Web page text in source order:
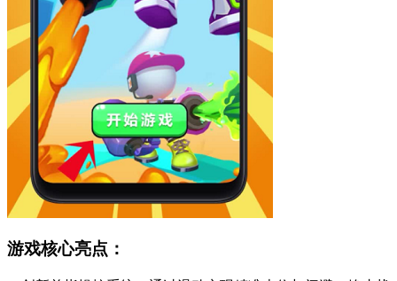
游戏核心亮点：